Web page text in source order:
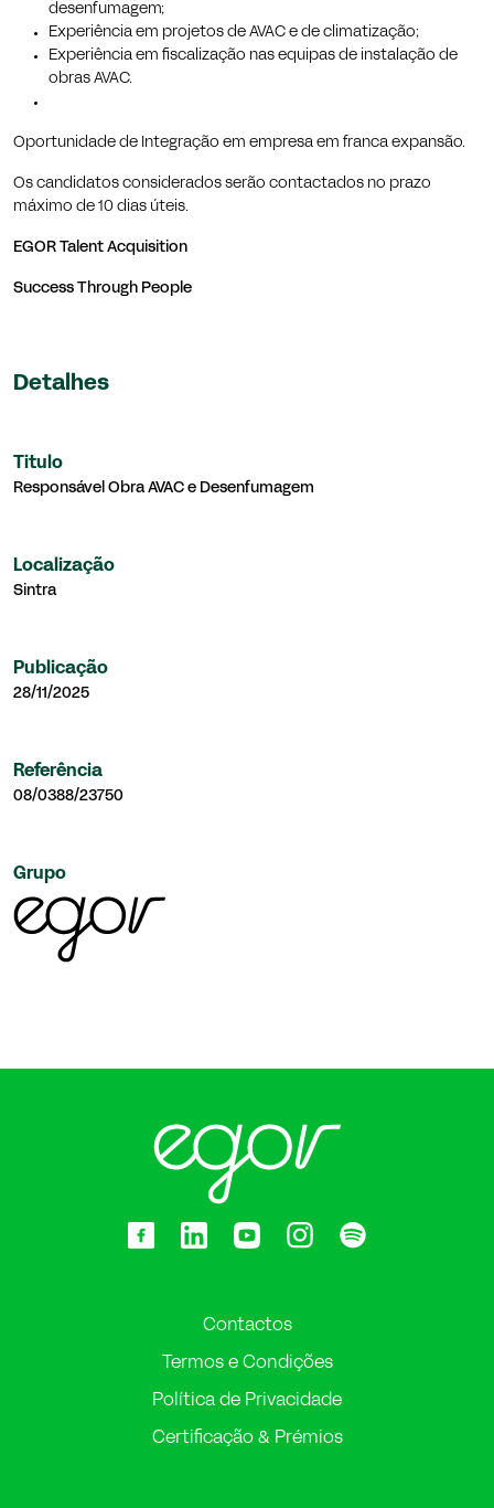
desenfumagem;
Experiência em projetos de AVAC e de climatização;
Experiência em fiscalização nas equipas de instalação de
obras AVAC.
Oportunidade de Integração em empresa em franca expansão.
Os candidatos considerados serão contactados no prazo
máximo de 10 dias úteis.
EGOR Talent Acquisition
Success Through People
Detalhes
Titulo
Responsável Obra AVAC e Desenfumagem
Localização
Sintra
Publicação
28/11/2025
Referência
08/0388/23750
Grupo
Contactos
Termos e Condições
Política de Privacidade
Certificação & Prémios